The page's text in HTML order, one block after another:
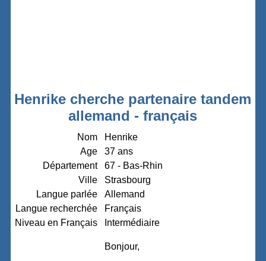
Henrike cherche partenaire tandem
allemand - français
Nom
Henrike
Age
37 ans
Département
67 - Bas-Rhin
Ville
Strasbourg
Langue parlée
Allemand
Langue recherchée
Français
Niveau en Français
Intermédiaire
Bonjour,